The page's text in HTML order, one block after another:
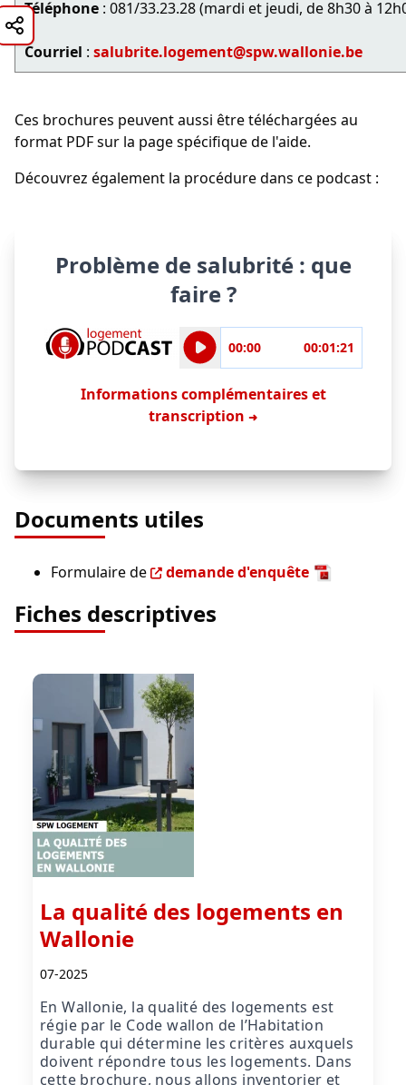
Téléphone : 081/33.23.28 (mardi et jeudi, de 8h30 à
Courriel : salubrite.logement@spw.wallonie.be
Ces brochures peuvent aussi être téléchargées au
format PDF sur la page spécifique de l'aide.
Découvrez également la procédure dans ce podcast :
Problème de salubrité : que
faire ?
00:00 00:01:21
Informations complémentaires et
transcription ➜
Documents utiles
Formulaire de demande d'enquête
Fiches descriptives
La qualité des logements en
Wallonie
07-2025
En Wallonie, la qualité des logements est
régie par le Code wallon de l’Habitation
durable qui détermine les critères auxquels
doivent répondre tous les logements. Dans
cette brochure, nous allons inventorier et